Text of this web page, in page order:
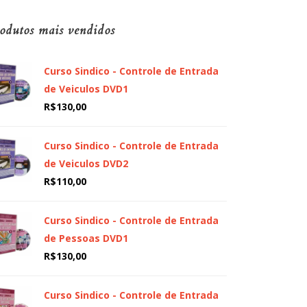
mais vendidos
Curso Sindico - Controle de Entrada
de Veiculos DVD1
R$130,00
Curso Sindico - Controle de Entrada
de Veiculos DVD2
R$110,00
Curso Sindico - Controle de Entrada
de Pessoas DVD1
R$130,00
Curso Sindico - Controle de Entrada